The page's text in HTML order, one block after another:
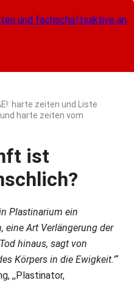
harte zeiten und Liste
und harte zeiten vom
ist
Plastinarium ein
eine Art Verlängerung der
hinaus, sagt von
Körpers in die Ewigkeit.'“
,,Plastinator,